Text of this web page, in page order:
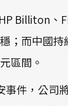
Billiton、
；而中國
區間。
事件，公